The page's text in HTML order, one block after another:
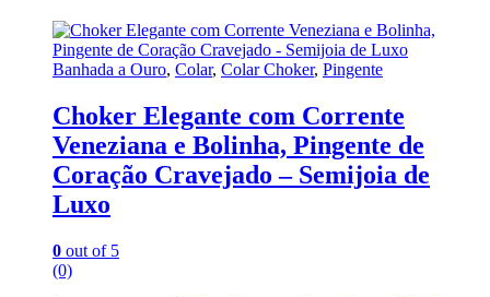
Banhada a Ouro, Colar, Colar Choker, Pingente
Choker Elegante com Corrente
Veneziana e Bolinha, Pingente de
Coração Cravejado – Semijoia de
Luxo
0 out of 5
(0)